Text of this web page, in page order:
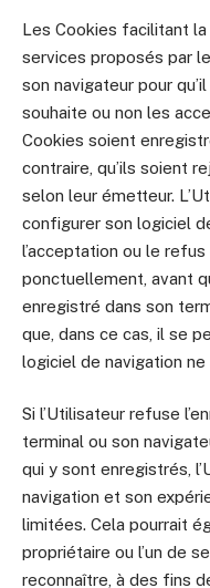
Les Cookies facilitant
services proposés par
son navigateur pour
souhaite ou non les
Cookies soient
contraire, qu’ils soient
selon leur émetteur.
configurer son logiciel
l’acceptation ou le
ponctuellement, avant
enregistré dans son
que, dans ce cas, il se
logiciel de navigation
Si l’Utilisateur refuse
terminal ou son
qui y sont enregistrés,
navigation et son
limitées. Cela pourrait
propriétaire ou l’un de
reconnaître, à des fins